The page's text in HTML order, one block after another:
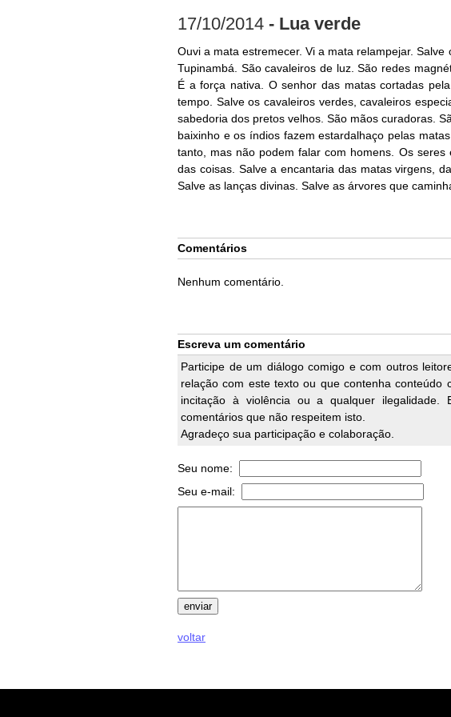
17/10/2014 - Lua verde
Ouvi a mata estremecer. Vi a mata relampejar.
Tupinambá. São cavaleiros de luz. São redes
É a força nativa. O senhor das matas cortadas
tempo. Salve os cavaleiros verdes, cavaleiros
sabedoria dos pretos velhos. São mãos curadoras.
baixinho e os índios fazem estardalhaço pelas
tanto, mas não podem falar com homens. Os
das coisas. Salve a encantaria das matas virgens,
Salve as lanças divinas. Salve as árvores que
Comentários
Nenhum comentário.
Escreva um comentário
Participe de um diálogo comigo e com outros
relação com este texto ou que contenha conteúdo
incitação à violência ou a qualquer
comentários que não respeitem isto.
Agradeço sua participação e colaboração.
Seu nome:
Seu e-mail:
voltar